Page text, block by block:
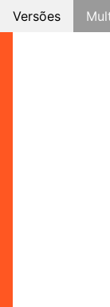
Versões